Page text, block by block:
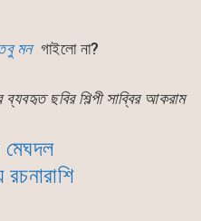
মনগাইলো না?
ব্যবহৃত ছবির শিল্পী সাব্বির আকরাম
মেঘদল